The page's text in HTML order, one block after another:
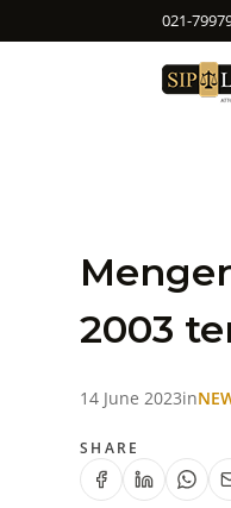
021-
2003
14 June 2023in
SHARE